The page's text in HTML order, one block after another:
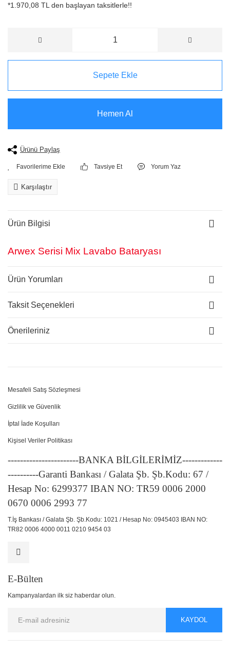
*1.970,08 TL den başlayan taksitlerle!!
Sepete Ekle
Hemen Al
Ürünü Paylaş
Tavsiye Et Yorum Yaz
Karşılaştır
Ürün Bilgisi
Arwex Serisi Mix Lavabo Bataryası
Ürün Yorumları
Taksit Seçenekleri
Önerileriniz
Mesafeli Satış Sözleşmesi
Gizlilik ve Güvenlik
İptal İade Koşulları
Kişisel Veriler Politikası
-----------------------BANKA BİLGİLERİMİZ-------------
----------Garanti Bankası / Galata Şb. Şb.Kodu: 67 /
Hesap No: 6299377 IBAN NO: TR59 0006 2000
0670 0006 2993 77
T.İş Bankası / Galata Şb. Şb.Kodu: 1021 / Hesap No: 0945403 IBAN NO:
TR82 0006 4000 0011 0210 9454 03
E-Bülten
Kampanyalardan ilk siz haberdar olun.
KAYDOL